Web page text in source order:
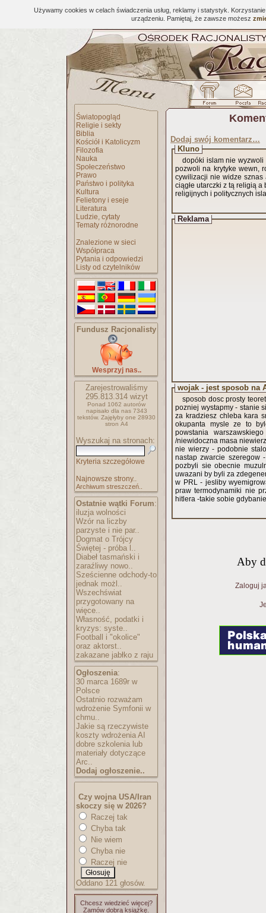
Używamy cookies w celach świadczenia usług, reklamy i statystyk.
urządzeniu. Pamiętaj, że zawsze możesz
Światopogląd
Religie i sekty
Biblia
Kościół i Katolicyzm
Filozofia
Nauka
Społeczeństwo
Prawo
Państwo i polityka
Kultura
Felietony i eseje
Literatura
Ludzie, cytaty
Tematy różnorodne
Znalezione w sieci
Współpraca
Pytania i odpowiedzi
Listy od czytelników
Fundusz Racjonalisty
Wesprzyj nas..
Zarejestrowaliśmy
295.813.314wizyt
Ponad 1062 autorów
napisało dla nas 7343
tekstów. Zajęłyby one 28930
stron A4
Wyszukaj na stronach:
Kryteria szczegółowe
Najnowsze strony..
Archiwum streszczeń..
Ostatnie wątki Forum:
iluzja wolności
Wzór na liczby
parzyste i nie par..
Dogmat o Trójcy
Świętej - próba l..
Diabeł tasmański i
zaraźliwy nowo..
Sześcienne odchody-to
jednak możl..
Wszechświat
przygotowany na
więce..
Własność, podatki i
kryzys: syste..
Football i "okolice"
oraz aktorst..
zakazane jabłko z raju
Ogłoszenia:
30 marca 1689r w
Polsce
Ostatnio rozważam
wdrożenie Symfonii w
chmu..
Jakie są rzeczywiste
koszty wdrożenia AI
dobre szkolenia lub
materiały dotyczące
Arc..
Dodaj ogłoszenie..
Czy wojna USA/Iran
skoczy się w 2026?
Raczej tak
Chyba tak
Nie wiem
Chyba nie
Raczej nie
Oddano 121 głosów.
Chcesz wiedzieć więcej?
Zamów dobrą książkę.
Dodaj swój komentarz…
Kluno
dopóki islam nie
pozwoli na krytyke wewn,
cywilizacji nie widze sznas aby mógł
ciągłe utarczki z tą religią
religijnych i politycznych
Reklama
wojak -
sposob dosc prosty teoretycznie wymowmy wszyscy regolke wstapienia do
pozniej wystapmy - stanie
za kradziesz chleba kara
okupanta mysle ze to
powstania
/niewidoczna masa
nie wierzy - podobnie
nastap zwarcie szeregow
pozbyli sie obecnie
uwazani by byli za
w PRL - jesliby
praw termodynamiki nie
hitlera -takie sobie gdybanie
Aby
Zaloguj